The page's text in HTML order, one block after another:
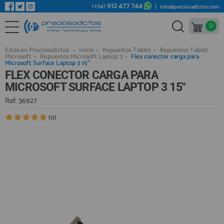
REPUESTOS MÓVILES
REPUESTOS TABLET
REPUESTOS RELOJES INTELIGENTES
REPUESTOS VIDEOCONSOLAS
REPUESTOS MACBOOK
REPUESTOS OTROS DISPOSITIVOS
Bienvenid@ otra vez
YA SOY CLIENTE
Recordarme
(+34) 912 477 744 info@preciosadictos.com
0
Estás en Preciosadictos > Inicio > Repuestos Tablet > Repuestos Tablet
Microsoft > Repuestos Microsoft Laptop 3 > Flex conector carga para
Microsoft Surface Laptop 3 15"
FLEX CONECTOR CARGA PARA
MICROSOFT SURFACE LAPTOP 3 15"
Ref: 36927
(0)